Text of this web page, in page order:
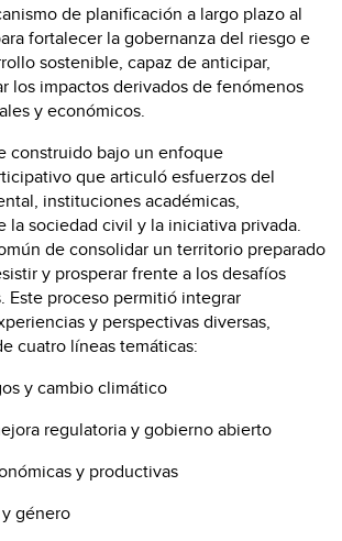
de planificación a largo plazo al
fortalecer la gobernanza del riesgo e
sostenible, capaz de anticipar,
los impactos derivados de fenómenos
y económicos.
construido bajo un enfoque
que articuló esfuerzos del
instituciones académicas,
la sociedad civil y la iniciativa privada.
de consolidar un territorio preparado
y prosperar frente a los desafíos
Este proceso permitió integrar
y perspectivas diversas,
cuatro líneas temáticas:
y cambio climático
regulatoria y gobierno abierto
y productivas
género